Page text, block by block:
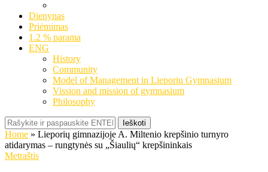
Dienynas
Priėmimas
1.2 % parama
ENG
History
Community
Model of Management in Lieporiu Gymnasium
Vission and mission of gymnasium
Philosophy
Ieškoti
Home » Lieporių gimnazijoje A. Miltenio krepšinio turnyro
atidarymas – rungtynės su „Šiaulių“ krepšininkais
Metraštis